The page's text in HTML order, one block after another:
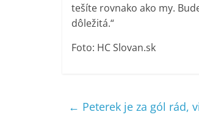
tešíte rovnako ako my.
dôležitá.“
Foto: HC Slovan.sk
← Peterek je za gól rád,